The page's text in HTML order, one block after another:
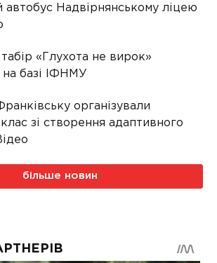
автобус Надвірнянському ліцею
«Глухота не вирок»
на базі ІФНМУ
організували
зі створення адаптивного
більше новин